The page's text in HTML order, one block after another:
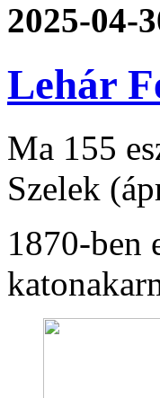
2025-04-
Lehár
Ma 155
Szelek
1870-ben